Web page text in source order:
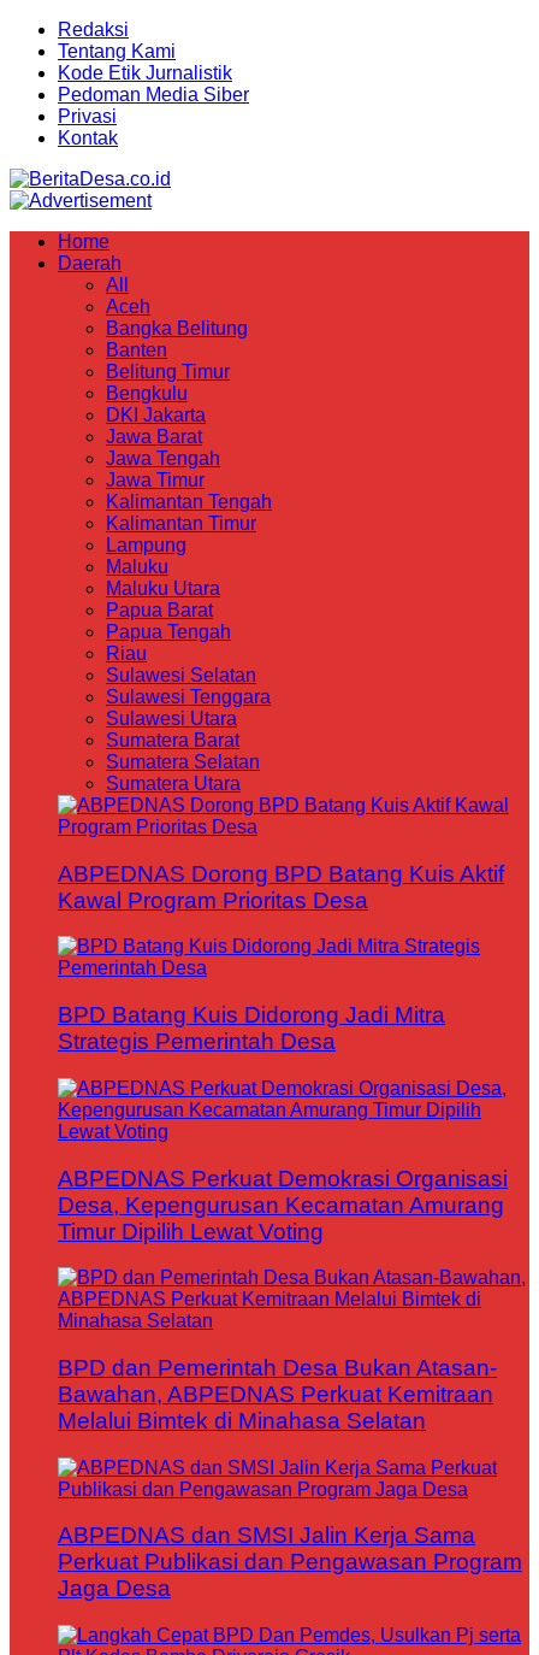
Redaksi
Tentang Kami
Kode Etik Jurnalistik
Pedoman Media Siber
Privasi
Kontak
Home
Daerah
All
Aceh
Bangka Belitung
Banten
Belitung Timur
Bengkulu
DKI Jakarta
Jawa Barat
Jawa Tengah
Jawa Timur
Kalimantan Tengah
Kalimantan Timur
Lampung
Maluku
Maluku Utara
Papua Barat
Papua Tengah
Riau
Sulawesi Selatan
Sulawesi Tenggara
Sulawesi Utara
Sumatera Barat
Sumatera Selatan
Sumatera Utara
ABPEDNAS Dorong BPD Batang Kuis Aktif
Kawal Program Prioritas Desa
BPD Batang Kuis Didorong Jadi Mitra
Strategis Pemerintah Desa
ABPEDNAS Perkuat Demokrasi Organisasi
Desa, Kepengurusan Kecamatan Amurang
Timur Dipilih Lewat Voting
BPD dan Pemerintah Desa Bukan Atasan-
Bawahan, ABPEDNAS Perkuat Kemitraan
Melalui Bimtek di Minahasa Selatan
ABPEDNAS dan SMSI Jalin Kerja Sama
Perkuat Publikasi dan Pengawasan Program
Jaga Desa